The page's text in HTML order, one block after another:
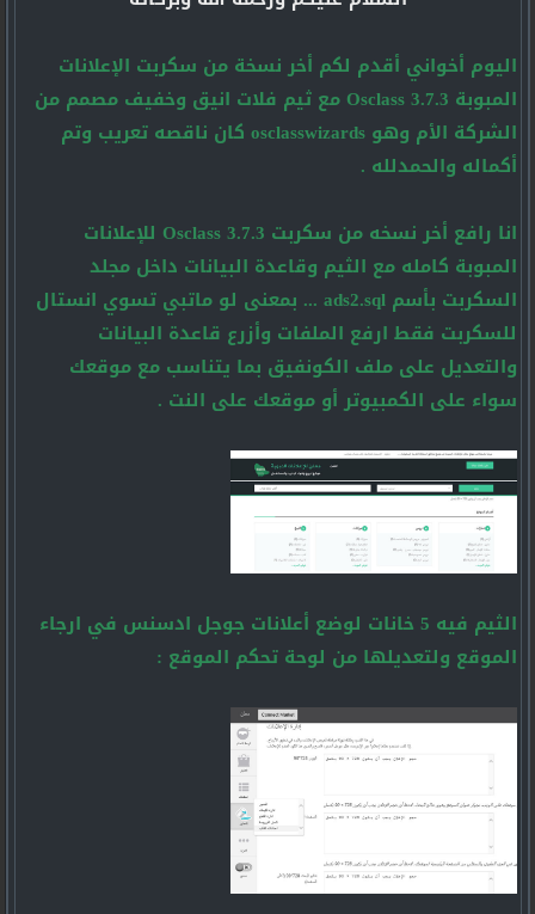
اليوم أخواني أقدم لكم أخر نسخة من سكربت الإعلانات
المبوبة Osclass 3.7.3 مع ثيم فلات انيق وخفيف مصمم من
الشركة الأم وهو osclasswizards كان ناقصه تعريب وتم
أكماله والحمدلله .
انا رافع أخر نسخه من سكربت Osclass 3.7.3 للإعلانات
المبوبة كامله مع الثيم وقاعدة البيانات داخل مجلد
السكربت بأسم ads2.sql ... بمعنى لو ماتبي تسوي انستال
للسكربت فقط ارفع الملفات وأزرع قاعدة البيانات
والتعديل على ملف الكونفيق بما يتناسب مع موقعك
سواء على الكمبيوتر أو موقعك على النت .
الثيم فيه 5 خانات لوضع أعلانات جوجل ادسنس في ارجاء
الموقع ولتعديلها من لوحة تحكم الموقع :